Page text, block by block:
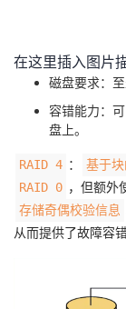
在这里插入图片
磁盘要求：至
容错能力：
盘上。
RAID 4 ： 基于
RAID 0 ，但额外
存储奇偶校验信息
从而提供了故障容错